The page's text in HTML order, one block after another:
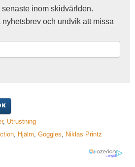
senaste inom skidvärlden.
nyhetsbrev och undvik att missa
, Utrustning
Hjälm Goggles Niklas Printz